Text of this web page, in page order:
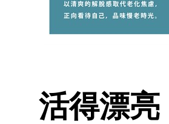
活得漂亮